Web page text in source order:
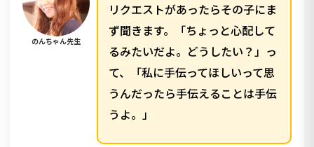
のんちゃん先生
リクエストがあったらその子にま
ず聞きます。「ちょっと心配して
るみたいだよ。どうしたい？」っ
て、「私に手伝ってほしいって思
うんだったら手伝えることは手伝
うよ。」